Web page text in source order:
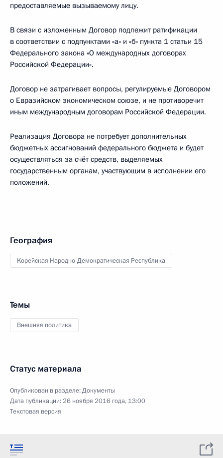
предоставляемые вызываемому лицу.
В связи с изложенным Договор подлежит ратификации
в соответствии с подпунктами «а» и «б» пункта 1 статьи 15
Федерального закона «О международных договорах
Российской Федерации».
Договор не затрагивает вопросы, регулируемые Договором
о Евразийском экономическом союзе, и не противоречит
иным международным договорам Российской Федерации.
Реализация Договора не потребует дополнительных
бюджетных ассигнований федерального бюджета и будет
осуществляться за счёт средств, выделяемых
государственным органам, участвующим в исполнении его
положений.
География
Корейская Народно-Демократическая Республика
Темы
Внешняя политика
Статус материала
Опубликован в разделе:Документы
Дата публикации:26 ноября 2016 года, 13:00
Текстовая версия